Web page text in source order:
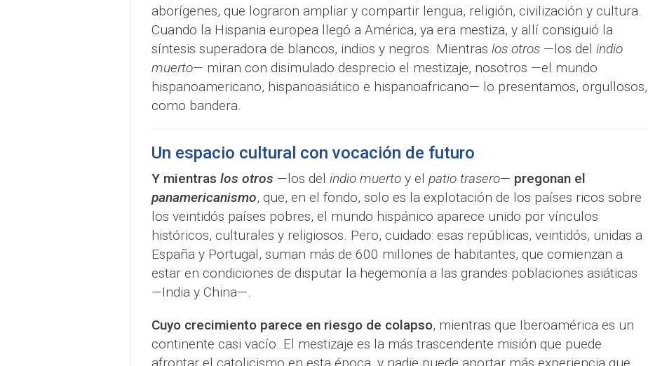
aborígenes, que lograron ampliar y compartir lengua, religión, civilización y cultura.
Cuando la Hispania europea llegó a América, ya era mestiza, y allí consiguió la
síntesis superadora de blancos, indios y negros. Mientras los otros—los del indio
muerto— miran con disimulado desprecio el mestizaje, nosotros —el mundo
hispanoamericano, hispanoasiático e hispanoafricano— lo presentamos, orgullosos,
como bandera.
Un espacio cultural con vocación de futuro
Y mientras los otros —los del indio muertoy el patio trasero— pregonan el
panamericanismo, que, en el fondo, solo es la explotación de los países ricos sobre
los veintidós países pobres, el mundo hispánico aparece unido por vínculos
históricos, culturales y religiosos. Pero, cuidado: esas repúblicas, veintidós, unidas a
España y Portugal, suman más de 600 millones de habitantes, que comienzan a
estar en condiciones de disputar la hegemonía a las grandes poblaciones asiáticas
—India y China—.
Cuyo crecimiento parece en riesgo de colapso, mientras que Iberoamérica es un
continente casi vacío. El mestizaje es la más trascendente misión que puede
afrontar el catolicismo en esta época, y nadie puede aportar más experiencia que